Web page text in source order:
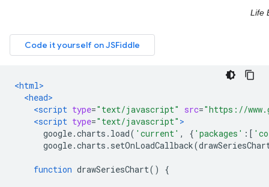
<html>
<head>
<script type="text/javascript" src="https://
<script type="text/javascript" >
google.charts . load( 'current' , { 'packages' :[
google.charts . setOnLoadCallback(
function drawSeriesChart() {